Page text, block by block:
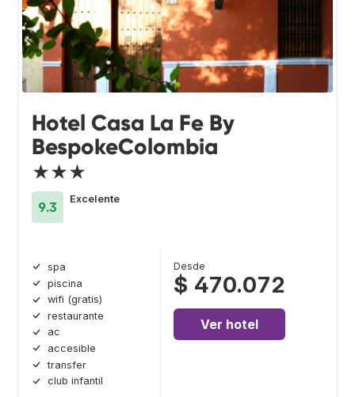
Hotel Casa La Fe By
BespokeColombia
★★★
9.3
Excelente
spa
piscina
wifi (gratis)
restaurante
ac
accesible
transfer
club infantil
Desde
$ 470.072
Ver hotel